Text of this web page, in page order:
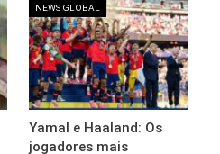
NEWS GLOBAL
Yamal e Haaland: Os
jogadores mais